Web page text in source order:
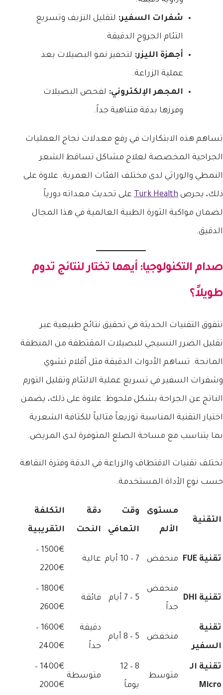
شفرات السفير: لتقليل النزيف وتسريع
التئام الجروح الدقيقة.
أجهزة الليزر: لتحفيز نمو البصيلات بعد
عملية الزراعة.
المجهر الإلكتروني: لفحص البصيلات
وفرزها بدقة متناهية جداً.
تساهم هذه الابتكارات في رفع معدلات نجاح العمليات
الجراحية المخصصة لعلاج مشاكل تساقط الشعر
النمطي والوراثي لدى مختلف الفئات العمرية. علاوة على
ذلك، يحرص Turk Health على تحديث معداته دورياً
لضمان مواكبة الثورة الطبية العالمية في هذا المجال
الدقيق.
صدام التكنولوجيا: أيهما تختار لنتائج تدوم
طويلاً؟
تتفوق التقنيات الحديثة في تحقيق نتائج طبيعية عبر
تقليل الضرر النسيجي للبصيلات المقتطفة من المنطقة
المانحة. تساهم الأدوات الدقيقة مثل أقلام تشوي
وشفرات السفير في تسريع عملية الالتئام وتقليل التورم
الناتج عن الجراحة بشكل ملحوظ. علاوة على ذلك، يضمن
اختيار التقنية المناسبة توزيعاً مثالياً للكثافة الشعرية
بما يتناسب مع مساحة الصلع المتوفرة لدى المريض.
تختلف تقنيات الاقتطاف والزراعة في الدقة وفترة النقاهة
حسب نوع الأداة المستخدمة.
التقنية
مستوى
الألم
وقت
التعافي
دقة
النحت
التكلفة
التقريبية
تقنية FUE منخفض 7 – 10 أيام عالية
1500€ –
2200€
تقنية DHI
منخفض
جداً
5 – 7 أيام فائقة
1800€ –
2600€
تقنية
السفير
منخفض 5 – 8 أيام
دقيقة
جداً
1600€ –
2400€
تقنية الـ
Micro
متوسط
8 – 12
يوماً
متوسطة
1400€ –
2000€